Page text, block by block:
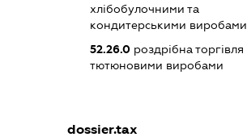
хлібобулочними та
кондитерськими виробами
52.26.0роздрібна торгівля
тютюновими виробами
dossier.tax